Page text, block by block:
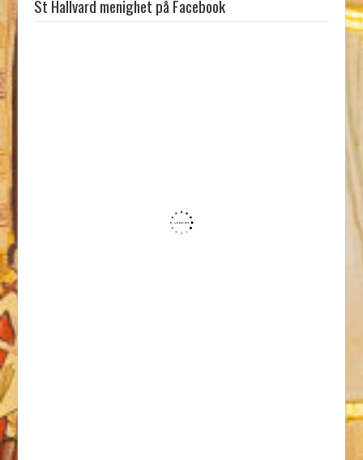
St Hallvard menighet på Facebook